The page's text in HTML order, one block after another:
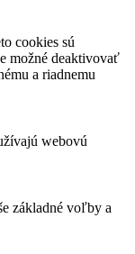
cookies sú
možné deaktivovať
a riadnemu
webovú
základné voľby a